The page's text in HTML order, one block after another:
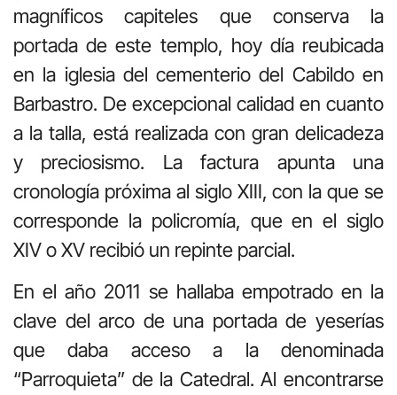
magníficos capiteles que conserva la
portada de este templo, hoy día reubicada
en la iglesia del cementerio del Cabildo en
Barbastro. De excepcional calidad en cuanto
a la talla, está realizada con gran delicadeza
y preciosismo. La factura apunta una
cronología próxima al siglo XIII, con la que se
corresponde la policromía, que en el siglo
XIV o XV recibió un repinte parcial.
En el año 2011 se hallaba empotrado en la
clave del arco de una portada de yeserías
que daba acceso a la denominada
“Parroquieta” de la Catedral. Al encontrarse